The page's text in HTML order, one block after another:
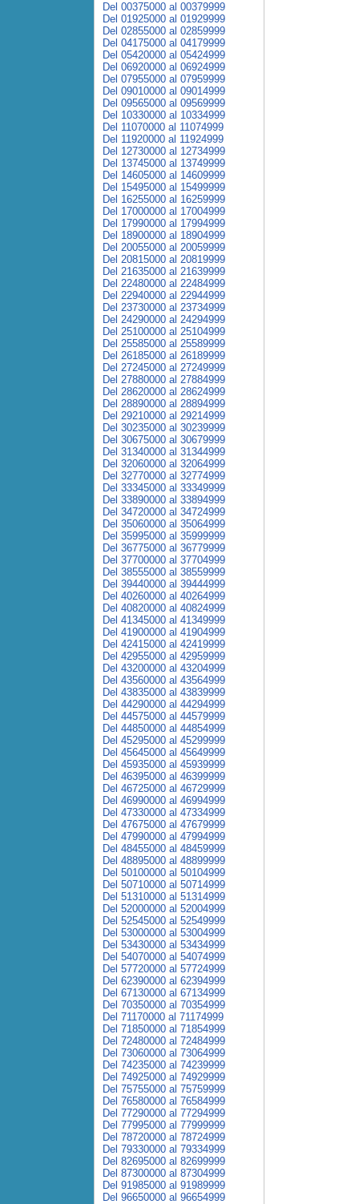
Del 00375000 al 00379999
Del 01925000 al 01929999
Del 02855000 al 02859999
Del 04175000 al 04179999
Del 05420000 al 05424999
Del 06920000 al 06924999
Del 07955000 al 07959999
Del 09010000 al 09014999
Del 09565000 al 09569999
Del 10330000 al 10334999
Del 11070000 al 11074999
Del 11920000 al 11924999
Del 12730000 al 12734999
Del 13745000 al 13749999
Del 14605000 al 14609999
Del 15495000 al 15499999
Del 16255000 al 16259999
Del 17000000 al 17004999
Del 17990000 al 17994999
Del 18900000 al 18904999
Del 20055000 al 20059999
Del 20815000 al 20819999
Del 21635000 al 21639999
Del 22480000 al 22484999
Del 22940000 al 22944999
Del 23730000 al 23734999
Del 24290000 al 24294999
Del 25100000 al 25104999
Del 25585000 al 25589999
Del 26185000 al 26189999
Del 27245000 al 27249999
Del 27880000 al 27884999
Del 28620000 al 28624999
Del 28890000 al 28894999
Del 29210000 al 29214999
Del 30235000 al 30239999
Del 30675000 al 30679999
Del 31340000 al 31344999
Del 32060000 al 32064999
Del 32770000 al 32774999
Del 33345000 al 33349999
Del 33890000 al 33894999
Del 34720000 al 34724999
Del 35060000 al 35064999
Del 35995000 al 35999999
Del 36775000 al 36779999
Del 37700000 al 37704999
Del 38555000 al 38559999
Del 39440000 al 39444999
Del 40260000 al 40264999
Del 40820000 al 40824999
Del 41345000 al 41349999
Del 41900000 al 41904999
Del 42415000 al 42419999
Del 42955000 al 42959999
Del 43200000 al 43204999
Del 43560000 al 43564999
Del 43835000 al 43839999
Del 44290000 al 44294999
Del 44575000 al 44579999
Del 44850000 al 44854999
Del 45295000 al 45299999
Del 45645000 al 45649999
Del 45935000 al 45939999
Del 46395000 al 46399999
Del 46725000 al 46729999
Del 46990000 al 46994999
Del 47330000 al 47334999
Del 47675000 al 47679999
Del 47990000 al 47994999
Del 48455000 al 48459999
Del 48895000 al 48899999
Del 50100000 al 50104999
Del 50710000 al 50714999
Del 51310000 al 51314999
Del 52000000 al 52004999
Del 52545000 al 52549999
Del 53000000 al 53004999
Del 53430000 al 53434999
Del 54070000 al 54074999
Del 57720000 al 57724999
Del 62390000 al 62394999
Del 67130000 al 67134999
Del 70350000 al 70354999
Del 71170000 al 71174999
Del 71850000 al 71854999
Del 72480000 al 72484999
Del 73060000 al 73064999
Del 74235000 al 74239999
Del 74925000 al 74929999
Del 75755000 al 75759999
Del 76580000 al 76584999
Del 77290000 al 77294999
Del 77995000 al 77999999
Del 78720000 al 78724999
Del 79330000 al 79334999
Del 82695000 al 82699999
Del 87300000 al 87304999
Del 91985000 al 91989999
Del 96650000 al 96654999